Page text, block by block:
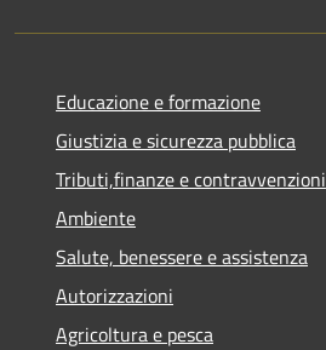
Educazione e formazione
Giustizia e sicurezza pubblica
Tributi,finanze e contravvenzioni
Ambiente
Salute, benessere e assistenza
Autorizzazioni
Agricoltura e pesca